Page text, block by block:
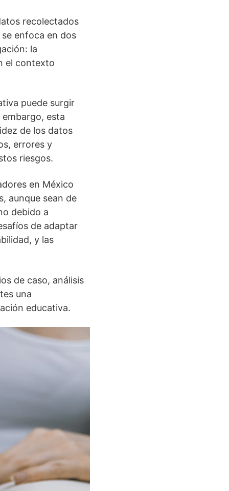
recolectados
enfoca en dos
la
el contexto
puede surgir
esta
de los datos
errores y
riesgos.
en México
aunque sean de
debido a
de adaptar
y las
de caso, análisis
una
educativa.